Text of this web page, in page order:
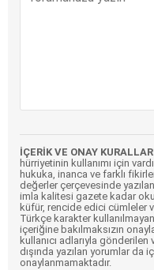
İÇERİK VE ONAY
hürriyetinin kullanımı için
hukuka, inanca ve farklı
değerler çerçevesinde
imla kalitesi gazete kadar
küfür, rencide edici cümleler
Türkçe karakter
içeriğine bakılmaksızın
kullanıcı adlarıyla gönderilen
dışında yazılan yorumlar da
onaylanmamaktadır.